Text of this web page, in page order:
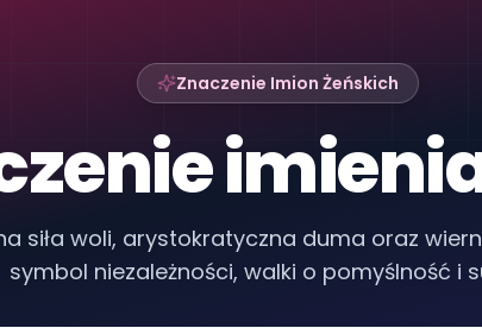
Znaczenie Imion Żeńskich
siła woli, arystokratyczna duma oraz
symbol niezależności, walki o pomyślność i